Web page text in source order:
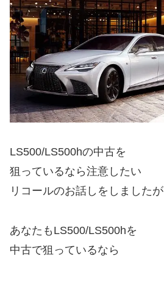
LS500/LS500hの中古を
狙っているなら注意したい
リコールのお話しをしましたが
あなたもLS500/LS500hを
中古で狙っているなら